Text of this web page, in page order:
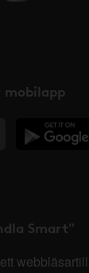
mobilapp
Smart"